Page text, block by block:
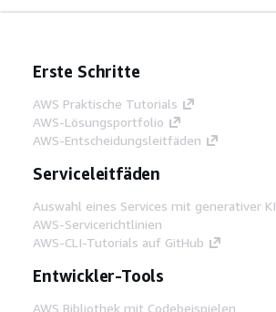
Erste Schritte
AWS Praktische Tutorials
AWS-Lösungsportfolio
AWS-Entscheidungsleitfäden
Serviceleitfäden
Auswahl eines Services mit generativer KI
AWS-Servicerichtlinien
AWS-CLI-Tutorials auf GitHub
Entwickler-Tools
AWS Bibliothek mit Codebeispielen